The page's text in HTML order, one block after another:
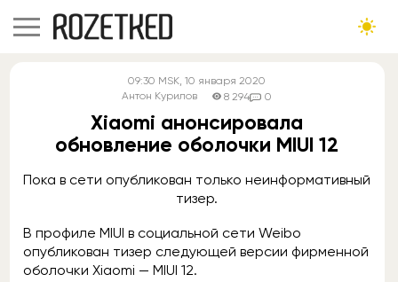
09:30 MSK, 10 января 2020
Антон Курилов
8 294 0
Xiaomi анонсировала
обновление оболочки MIUI 12
Пока в сети опубликован только неинформативный
тизер.
В профиле MIUI в социальной сети Weibo
опубликован тизер следующей версии фирменной
оболочки Xiaomi — MIUI 12.